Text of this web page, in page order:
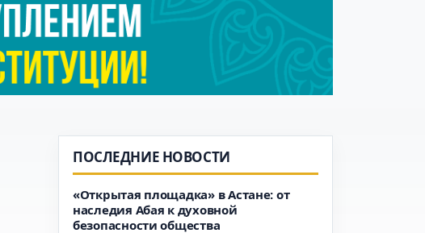
ПОСЛЕДНИЕ НОВОСТИ
«Открытая площадка» в Астане: от
наследия Абая к духовной
безопасности общества